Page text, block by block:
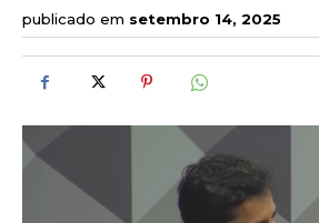
publicado em setembro 14, 2025